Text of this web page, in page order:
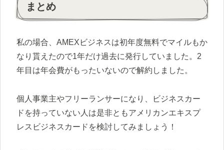
まとめ
私の場合、AMEXビジネスは初年度無料でマイルもか
なり貰えたので1年だけ過去に発行していました。2
年目は年会費がもったいないので解約しました。
個人事業主やフリーランサーになり、ビジネスカー
ドを持っていない人は是非ともアメリカンエキスプ
レスビジネスカードを検討してみましょう！